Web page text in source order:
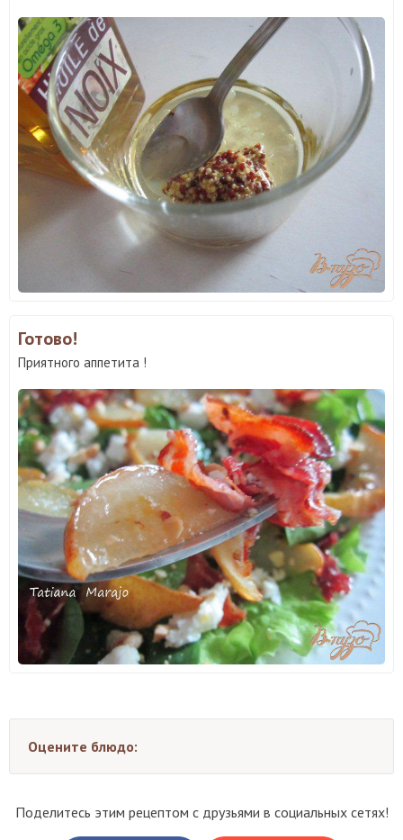
Готово!
Приятного аппетита !
Оцените блюдо:
Поделитесь этим рецептом с друзьями в социальных сетях!